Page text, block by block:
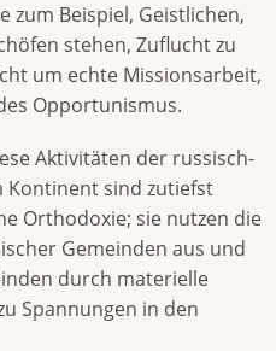
zum Beispiel, Geistlichen,
stehen, Zuflucht zu
um echte Missionsarbeit,
Opportunismus.
Aktivitäten der russisch-
sind zutiefst
Orthodoxie; sie nutzen die
Gemeinden aus und
durch materielle
Spannungen in den